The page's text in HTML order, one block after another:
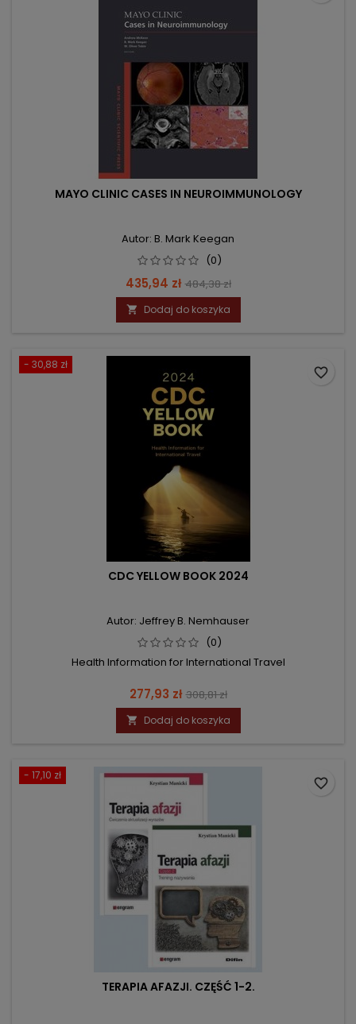
MAYO CLINIC CASES IN NEUROIMMUNOLOGY
Autor: B. Mark Keegan
(0)
Cena
435,94 zł Cena
podstawowa
484,38 zł
 Dodaj do koszyka
- 30,88 zł
CDC YELLOW BOOK 2024
Autor: Jeffrey B. Nemhauser
(0)
Health Information for International Travel
Cena
277,93 zł Cena
podstawowa
308,81 zł
 Dodaj do koszyka
favorite_border
- 17,10 zł
TERAPIA AFAZJI. CZĘŚĆ 1-2.
favorite_border